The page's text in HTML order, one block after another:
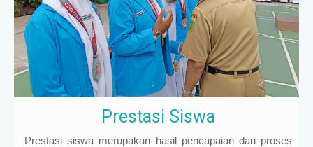
Prestasi Siswa
Prestasi siswa merupakan hasil pencapaian dari proses